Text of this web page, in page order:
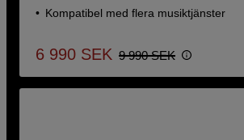
Kompatibel med flera musiktjänster
6 990 SEK 9 990 SEK